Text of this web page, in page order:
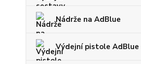
Nádrže na AdBlue
Výdejní pistole AdBlue